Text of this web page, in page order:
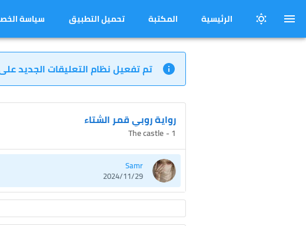
الرئيسية المكتبة تحميل التطبيق سياسة
تم تفعيل نظام التعليقات الجديد
رواية روبي قمر الشتاء
1 - The castle
Samr
2024/11/29